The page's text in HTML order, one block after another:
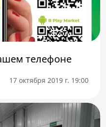
телефоне
17 октября 2019 г. 19:00